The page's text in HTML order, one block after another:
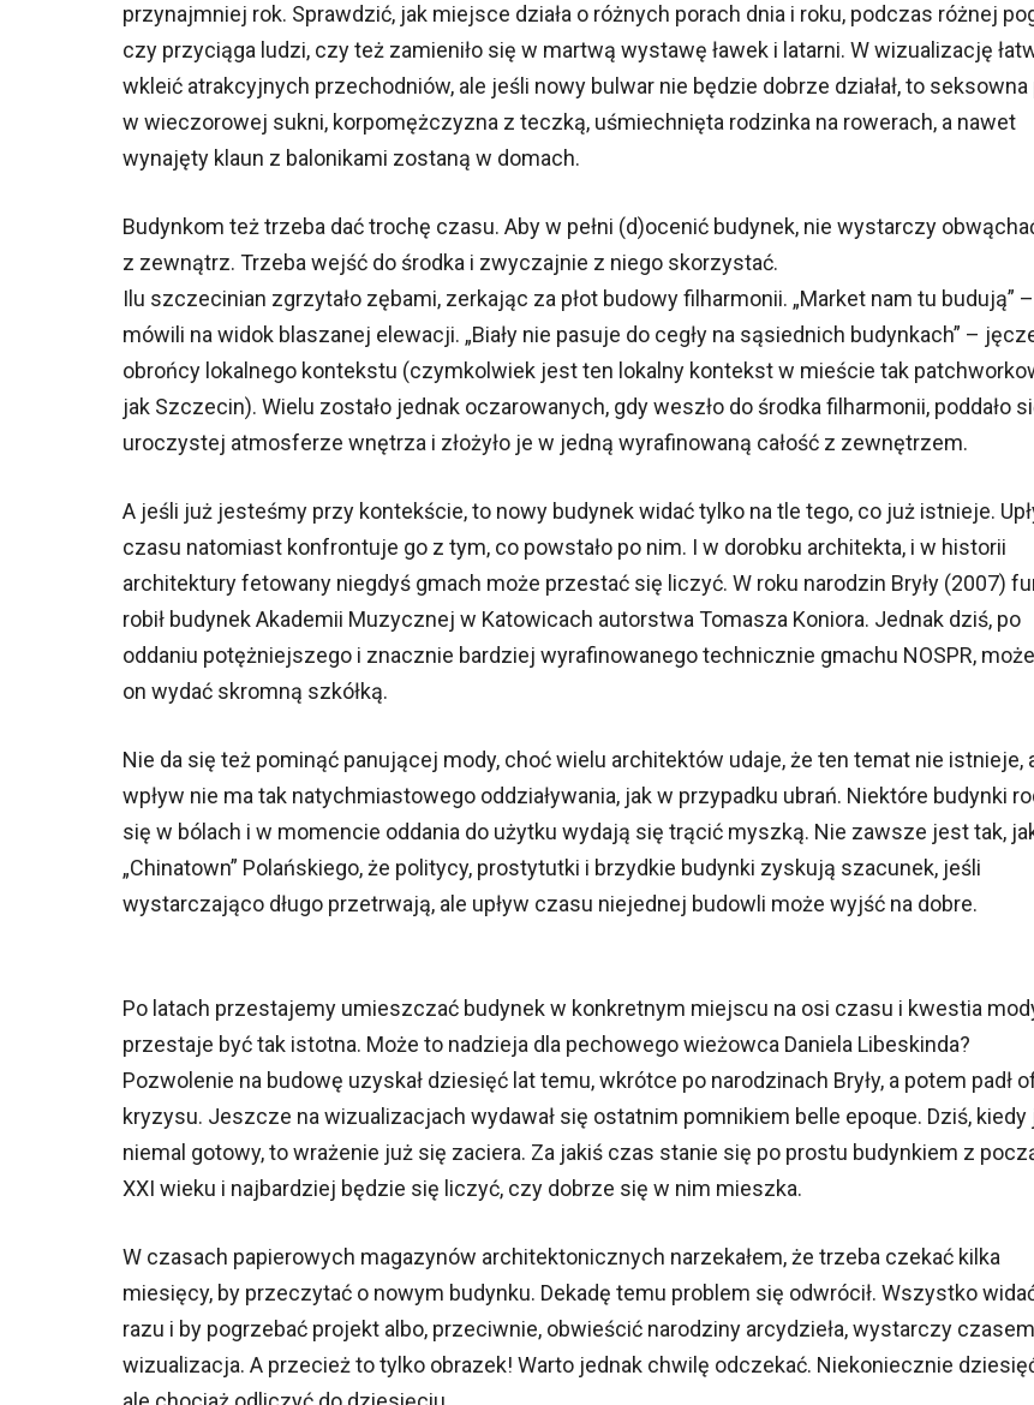
przynajmniej rok. Sprawdzić, jak miejsce działa o różnych porach dnia i roku, podczas różnej
czy przyciąga ludzi, czy też zamieniło się w martwą wystawę ławek i latarni. W wizualizację
wkleić atrakcyjnych przechodniów, ale jeśli nowy bulwar nie będzie dobrze działał, to seksowna
w wieczorowej sukni, korpomężczyzna z teczką, uśmiechnięta rodzinka na rowerach, a nawet
wynajęty klaun z balonikami zostaną w domach.
Budynkom też trzeba dać trochę czasu. Aby w pełni (d)ocenić budynek, nie wystarczy
z zewnątrz. Trzeba wejść do środka i zwyczajnie z niego skorzystać.
Ilu szczecinian zgrzytało zębami, zerkając za płot budowy filharmonii. „Market nam tu budują” –
mówili na widok blaszanej elewacji. „Biały nie pasuje do cegły na sąsiednich budynkach” –
obrońcy lokalnego kontekstu (czymkolwiek jest ten lokalny kontekst w mieście tak
jak Szczecin). Wielu zostało jednak oczarowanych, gdy weszło do środka filharmonii, poddało
uroczystej atmosferze wnętrza i złożyło je w jedną wyrafinowaną całość z zewnętrzem.
A jeśli już jesteśmy przy kontekście, to nowy budynek widać tylko na tle tego, co już istnieje.
czasu natomiast konfrontuje go z tym, co powstało po nim. I w dorobku architekta, i w historii
architektury fetowany niegdyś gmach może przestać się liczyć. W roku narodzin Bryły (2007)
robił budynek Akademii Muzycznej w Katowicach autorstwa Tomasza Koniora. Jednak dziś, po
oddaniu potężniejszego i znacznie bardziej wyrafinowanego technicznie gmachu NOSPR,
on wydać skromną szkółką.
Nie da się też pominąć panującej mody, choć wielu architektów udaje, że ten temat nie istnieje,
wpływ nie ma tak natychmiastowego oddziaływania, jak w przypadku ubrań. Niektóre budynki
się w bólach i w momencie oddania do użytku wydają się trącić myszką. Nie zawsze jest tak,
„Chinatown” Polańskiego, że politycy, prostytutki i brzydkie budynki zyskują szacunek, jeśli
wystarczająco długo przetrwają, ale upływ czasu niejednej budowli może wyjść na dobre.
Po latach przestajemy umieszczać budynek w konkretnym miejscu na osi czasu i kwestia
przestaje być tak istotna. Może to nadzieja dla pechowego wieżowca Daniela Libeskinda?
Pozwolenie na budowę uzyskał dziesięć lat temu, wkrótce po narodzinach Bryły, a potem padł
kryzysu. Jeszcze na wizualizacjach wydawał się ostatnim pomnikiem belle epoque. Dziś,
niemal gotowy, to wrażenie już się zaciera. Za jakiś czas stanie się po prostu budynkiem z
XXI wieku i najbardziej będzie się liczyć, czy dobrze się w nim mieszka.
W czasach papierowych magazynów architektonicznych narzekałem, że trzeba czekać kilka
miesięcy, by przeczytać o nowym budynku. Dekadę temu problem się odwrócił. Wszystko
razu i by pogrzebać projekt albo, przeciwnie, obwieścić narodziny arcydzieła, wystarczy czasem
wizualizacja. A przecież to tylko obrazek! Warto jednak chwilę odczekać. Niekoniecznie